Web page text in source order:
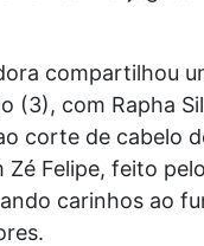
compartilhou
(3), com Rapha
corte de cabelo
Felipe, feito
carinhos ao